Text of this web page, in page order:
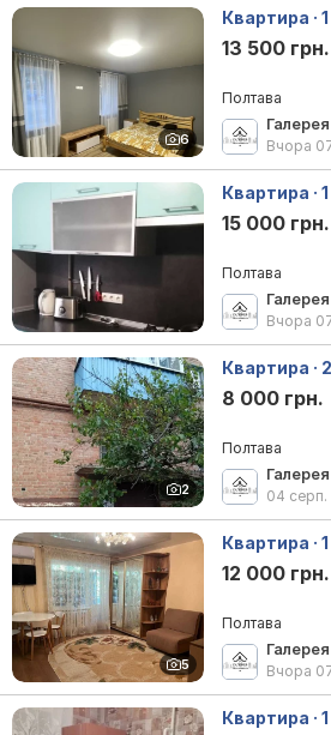
6
Квартира ·
13 500 грн.
Полтава
Вчора
Квартира ·
15 000 грн.
Полтава
Вчора
2
Квартира ·
8 000 грн.
Полтава
04 серп.
5
Квартира ·
12 000 грн.
Полтава
Вчора
Квартира ·